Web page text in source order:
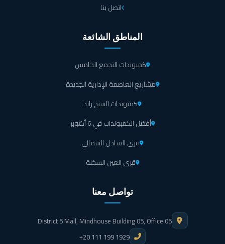
اتصل بنا
المناطق الشائعة
كمبوندات التجمع الخامس
مشاريع العاصمة الإدارية الجديدة
كمبوندات الشيخ زايد
أفضل الكمبوندات في 6 أكتوبر
قرى الساحل الشمالي
قرى العين السخنة
تواصل معنا
District 5 Mall, Mindhouse Building 05, Office 05
+20 111 199 1929